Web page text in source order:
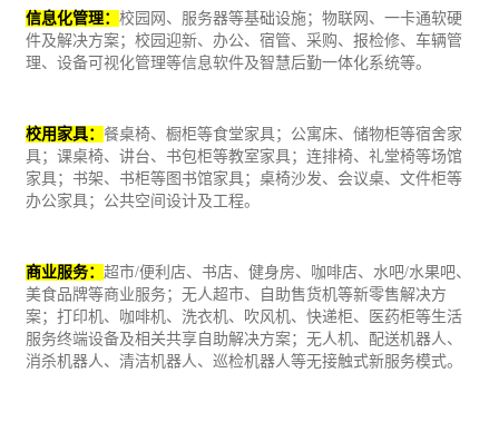
信息化管理： 校园网、服务器等基础设施；物联网、一卡通软硬
件及解决方案；校园迎新、办公、宿管、采购、报检修、车辆管
理、设备可视化管理等信息软件及智慧后勤一体化系统等。
校用家具： 餐桌椅、橱柜等食堂家具；公寓床、储物柜等宿舍家
具；课桌椅、讲台、书包柜等教室家具；连排椅、礼堂椅等场馆
家具；书架、书柜等图书馆家具；桌椅沙发、会议桌、文件柜等
办公家具；公共空间设计及工程。
商业服务： 超市/便利店、书店、健身房、咖啡店、水吧/水果吧、
美食品牌等商业服务；无人超市、自助售货机等新零售解决方
案；打印机、咖啡机、洗衣机、吹风机、快递柜、
医药柜等生活
服务终端设备及相关共享自助解决方案；无人机、配送机器人、
消杀机器人、清洁机器人、巡检机器人等无接触式新服务模式。